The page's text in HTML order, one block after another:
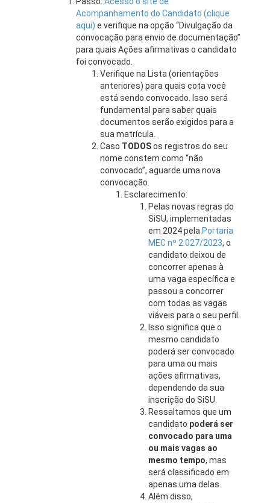
Acompanhamento do Candidato (clique
aqui) e verifique na opção “Divulgação da
convocação para envio de documentação”
para quais Ações afirmativas o candidato
foi convocado.
Verifique na Lista (orientações
anteriores) para quais cota você
está sendo convocado. Isso será
fundamental para saber quais
documentos serão exigidos para a
sua matrícula.
Caso TODOSos registros do seu
nome constem como “não
convocado”, aguarde uma nova
convocação.
Esclarecimento:
Pelas novas regras do
SiSU, implementadas
em 2024 pela Portaria
MEC nº 2.027/2023, o
candidato deixou de
concorrer apenas à
uma vaga específica e
passou a concorrer
com todas as vagas
viáveis para o seu perfil.
Isso significa que o
mesmo candidato
poderá ser convocado
para uma ou mais
ações afirmativas,
dependendo da sua
inscrição do SiSU.
Ressaltamos que um
candidato poderá ser
convocado para uma
ou mais vagas ao
mesmo tempo, mas
será classificado em
apenas uma delas.
Além disso,